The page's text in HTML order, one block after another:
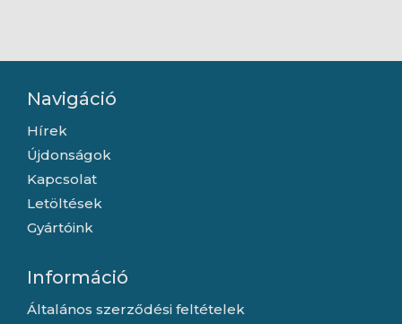
Navigáció
Hírek
Újdonságok
Kapcsolat
Letöltések
Gyártóink
Információ
Általános szerződési feltételek